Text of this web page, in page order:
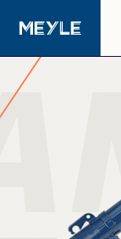
Produtos